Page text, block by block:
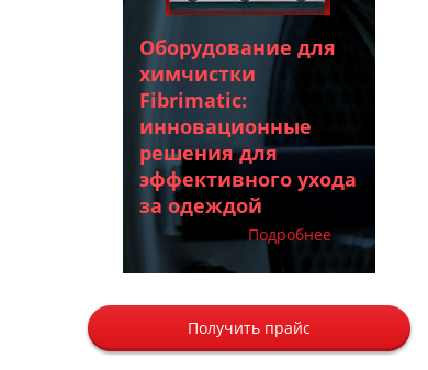
Оборудование для
химчистки
Fibrimatic:
инновационные
решения для
эффективного ухода
за одеждой
Подробнее
Получить прайс